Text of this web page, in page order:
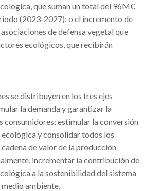
que suman un total del 96M€
(2023-2027); o el incremento de
asociaciones de defensa vegetal que
ecológicos, que recibirán
se distribuyen en los tres ejes
la demanda y garantizar la
consumidores; estimular la conversión
y consolidar todos los
de valor de la producción
incrementar la contribución de
a la sostenibilidad del sistema
ambiente.